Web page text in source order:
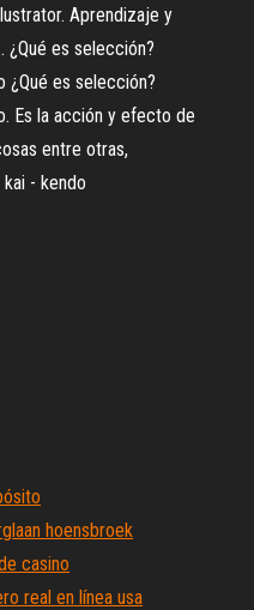
Aprendizaje y
¿Qué es selección?
¿Qué es selección?
Es la acción y efecto de
entre otras,
- kendo
hoensbroek
casino
real en línea usa